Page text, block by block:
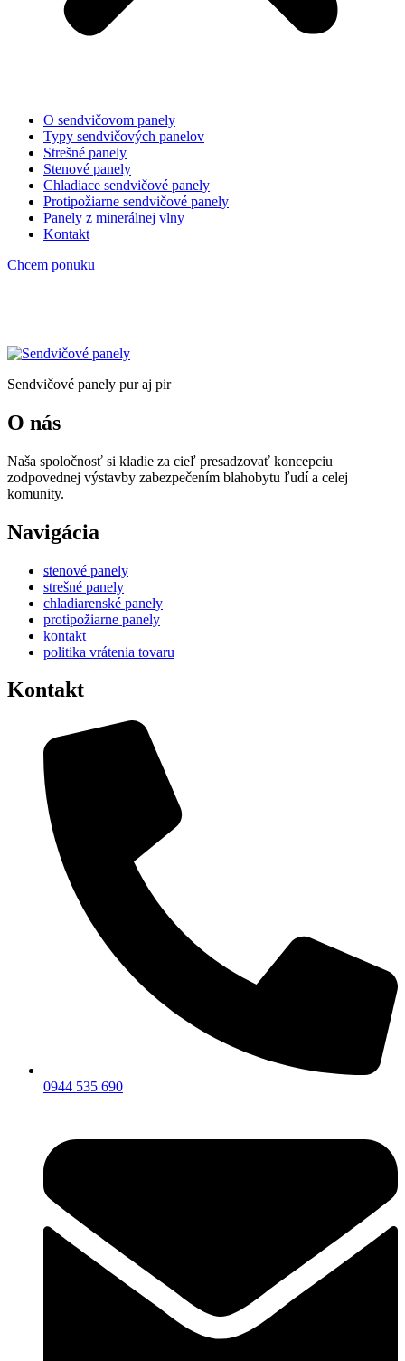
O sendvičovom panely
Typy sendvičových panelov
Strešné panely
Stenové panely
Chladiace sendvičové panely
Protipožiarne sendvičové panely
Panely z minerálnej vlny
Kontakt
Chcem ponuku
Sendvičové panely pur aj pir
O nás
Naša spoločnosť si kladie za cieľ presadzovať koncepciu
zodpovednej výstavby zabezpečením blahobytu ľudí a celej
komunity.
Navigácia
stenové panely
strešné panely
chladiarenské panely
protipožiarne panely
kontakt
politika vrátenia tovaru
Kontakt
0944 535 690